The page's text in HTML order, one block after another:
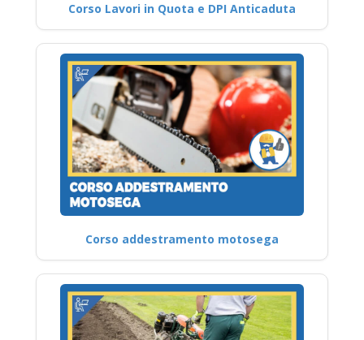
Corso Lavori in Quota e DPI Anticaduta
Corso addestramento motosega